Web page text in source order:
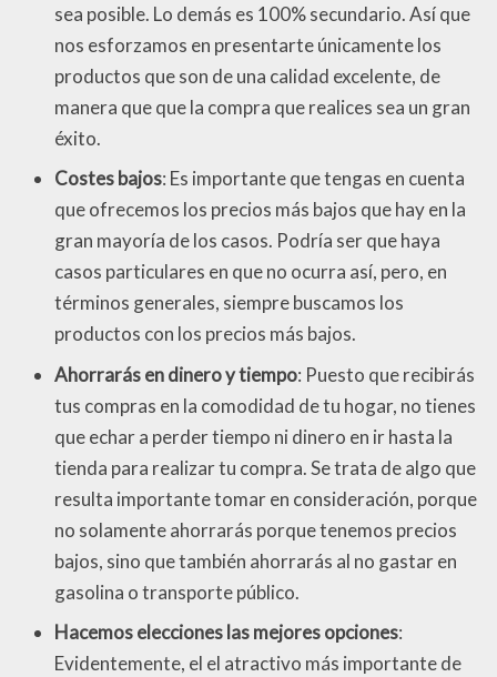
sea posible. Lo demás es 100% secundario. Así que
nos esforzamos en presentarte únicamente los
productos que son de una calidad excelente, de
manera que que la compra que realices sea un gran
éxito.
Costes bajos: Es importante que tengas en cuenta
que ofrecemos los precios más bajos que hay en la
gran mayoría de los casos. Podría ser que haya
casos particulares en que no ocurra así, pero, en
términos generales, siempre buscamos los
productos con los precios más bajos.
Ahorrarás en dinero y tiempo: Puesto que recibirás
tus compras en la comodidad de tu hogar, no tienes
que echar a perder tiempo ni dinero en ir hasta la
tienda para realizar tu compra. Se trata de algo que
resulta importante tomar en consideración, porque
no solamente ahorrarás porque tenemos precios
bajos, sino que también ahorrarás al no gastar en
gasolina o transporte público.
Hacemos elecciones las mejores opciones:
Evidentemente, el el atractivo más importante de